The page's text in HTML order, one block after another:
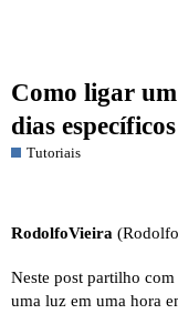
Como ligar
dias específicos
Tutoriais
RodolfoVieira
Neste post partilho
uma luz em uma hora